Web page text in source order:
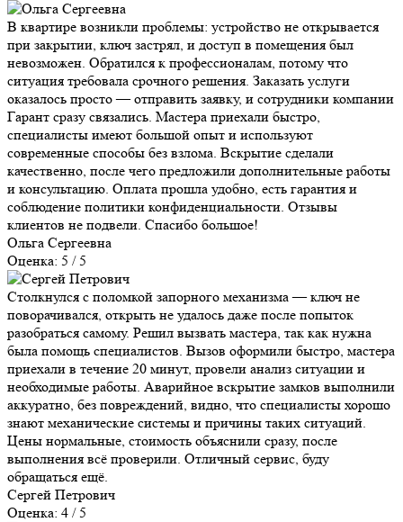
В квартире возникли проблемы: устройство не открывается
при закрытии, ключ застрял, и доступ в помещения был
невозможен. Обратился к профессионалам, потому что
ситуация требовала срочного решения. Заказать услуги
оказалось просто — отправить заявку, и сотрудники компании
Гарант сразу связались. Мастера приехали быстро,
специалисты имеют большой опыт и используют
современные способы без взлома. Вскрытие сделали
качественно, после чего предложили дополнительные работы
и консультацию. Оплата прошла удобно, есть гарантия и
соблюдение политики конфиденциальности. Отзывы
клиентов не подвели. Спасибо большое!
Ольга Сергеевна
Оценка: 5 / 5
Столкнулся с поломкой запорного механизма — ключ не
поворачивался, открыть не удалось даже после попыток
разобраться самому. Решил вызвать мастера, так как нужна
была помощь специалистов. Вызов оформили быстро, мастера
приехали в течение 20 минут, провели анализ ситуации и
необходимые работы. Аварийное вскрытие замков выполнили
аккуратно, без повреждений, видно, что специалисты хорошо
знают механические системы и причины таких ситуаций.
Цены нормальные, стоимость объяснили сразу, после
выполнения всё проверили. Отличный сервис, буду
обращаться ещё.
Сергей Петрович
Оценка: 4 / 5